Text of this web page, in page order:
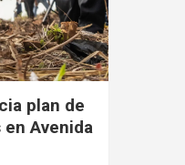
plan de
Avenida